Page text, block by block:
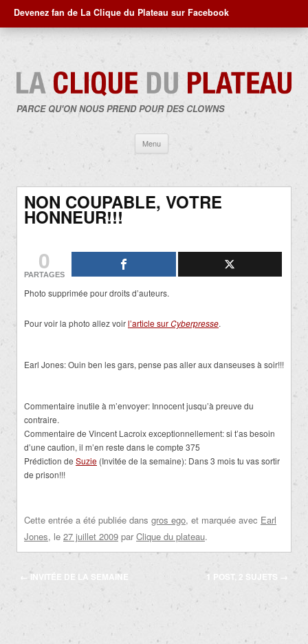
Devenez fan de La Clique du Plateau sur Facebook
PARCE QU'ON NOUS PREND POUR DES CLOWNS
Menu
contenu
NON COUPABLE, VOTRE
HONNEUR!!!
0
PARTAGES
Photo supprimée pour droits d’auteurs.
Pour voir la photo allez voirl’article surCyberpresse.
Earl Jones: Ouin ben les gars, pense pas aller aux danseuses à soir!!!
Commentaire inutile à m’envoyer: Innocent jusqu’à preuve du
contraire.
Commentaire de Vincent Lacroix exceptionnellement: si t’as besoin
d’une caution, il m’en reste dans le compte 375
Prédiction de Suzie (Invitée de la semaine): Dans 3 mois tu vas sortir
de prison!!!
Cette entrée a été publiée dans gros ego, et marquée avec Earl
Jones, le 27 juillet 2009 par Clique du plateau.
Navigation
← INVITÉE DE LA SEMAINE 1 POST, 2 SUJETS